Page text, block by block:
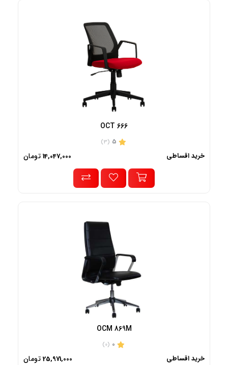
OCT 666
(3)
خرید اقساطی 14,047,000تومان
OCM 869M
(0)
خرید اقساطی 25,971,000تومان